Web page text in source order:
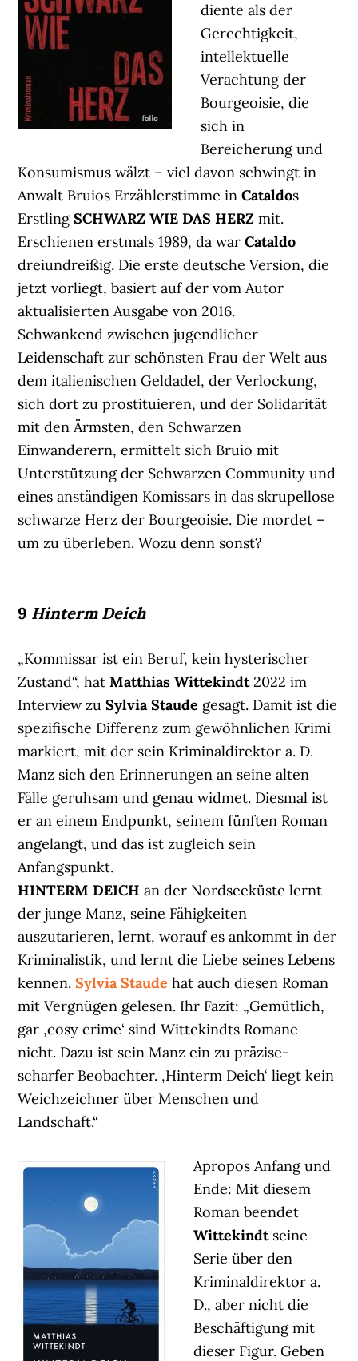
diente als der
Gerechtigkeit,
intellektuelle
Verachtung der
Bourgeoisie, die
sich in
Bereicherung und
Konsumismus wälzt – viel davon schwingt in
Anwalt Bruios Erzählerstimme inCataldos
ErstlingSCHWARZ WIE DAS HERZ mit.
Erschienen erstmals 1989, da warCataldo
dreiundreißig. Die erste deutsche Version, die
jetzt vorliegt, basiert auf der vom Autor
aktualisierten Ausgabe von 2016.
Schwankend zwischen jugendlicher
Leidenschaft zur schönsten Frau der Welt aus
dem italienischen Geldadel, der Verlockung,
sich dort zu prostituieren, und der Solidarität
mit den Ärmsten, den Schwarzen
Einwanderern, ermittelt sich Bruio mit
Unterstützung der Schwarzen Community und
eines anständigen Komissars in das skrupellose
schwarze Herz der Bourgeoisie. Die mordet –
um zu überleben. Wozu denn sonst?
9 Hinterm Deich
„Kommissar ist ein Beruf, kein hysterischer
Zustand“, hatMatthias Wittekindt2022 im
Interview zuSylvia Staude gesagt. Damit ist die
spezifische Differenz zum gewöhnlichen Krimi
markiert, mit der sein Kriminaldirektor a. D.
Manz sich den Erinnerungen an seine alten
Fälle geruhsam und genau widmet. Diesmal ist
er an einem Endpunkt, seinem fünften Roman
angelangt, und das ist zugleich sein
Anfangspunkt.
HINTERM DEICHan der Nordseeküste lernt
der junge Manz, seine Fähigkeiten
auszutarieren, lernt, worauf es ankommt in der
Kriminalistik, und lernt die Liebe seines Lebens
kennen.Sylvia Staude hat auch diesen Roman
mit Vergnügen gelesen. Ihr Fazit: „Gemütlich,
gar ‚cosy crime‘ sind Wittekindts Romane
nicht. Dazu ist sein Manz ein zu präzise-
scharfer Beobachter. ‚Hinterm Deich‘ liegt kein
Weichzeichner über Menschen und
Landschaft.“
Apropos Anfang und
Ende: Mit diesem
Roman beendet
Wittekindt seine
Serie über den
Kriminaldirektor a.
D., aber nicht die
Beschäftigung mit
dieser Figur. Geben